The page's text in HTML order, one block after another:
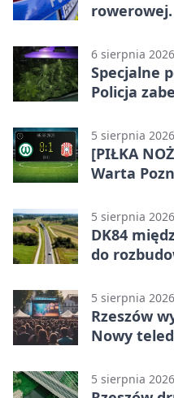
rowerowej.
6 sierpnia 2026
Specjalne
Policja
5 sierpnia 2026
[PIŁKA
Warta
5 sierpnia 2026
DK84
do
5 sierpnia 2026
Rzeszów
Nowy
5 sierpnia 2026